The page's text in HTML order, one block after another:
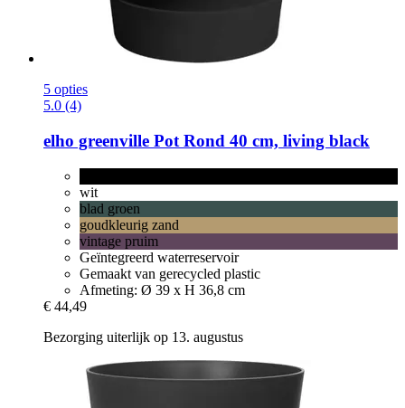
5 opties
5.0 (4)
elho greenville Pot Rond 40 cm, living black
wit
blad groen
goudkleurig zand
vintage pruim
Geïntegreerd waterreservoir
Gemaakt van gerecycled plastic
Afmeting: Ø 39 x H 36,8 cm
€ 44,49
Bezorging uiterlijk op 13. augustus